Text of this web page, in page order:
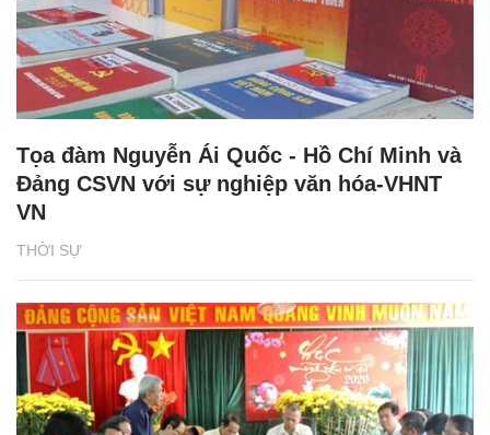
THỜI SỰ
Tọa đàm Nguyễn Ái Quốc - Hồ Chí Minh và
Đảng CSVN với sự nghiệp văn hóa-VHNT
VN